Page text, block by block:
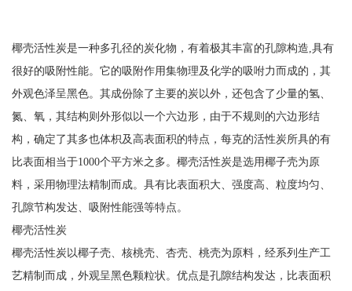
椰壳活性炭是一种多孔径的炭化物，有着极其丰富的孔隙构造,具有
很好的吸附性能。它的吸附作用集物理及化学的吸咐力而成的，其
外观色泽呈黑色。其成份除了主要的炭以外，还包含了少量的氢、
氮、氧，其结构则外形似以一个六边形，由于不规则的六边形结
构，确定了其多也体枳及高表面积的特点，每克的活性炭所具的有
比表面相当于1000个平方米之多。椰壳活性炭是选用椰子壳为原
料，采用物理法精制而成。具有比表面积大、强度高、粒度均匀、
孔隙节构发达、吸附性能强等特点。
椰壳活性炭
椰壳活性炭以椰子壳、核桃壳、杏壳、桃壳为原料，经系列生产工
艺精制而成，外观呈黑色颗粒状。优点是孔隙结构发达，比表面积